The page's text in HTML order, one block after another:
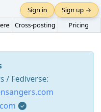
Cross-posting Pricing
Sign in Sign up →
/ Fediverse: